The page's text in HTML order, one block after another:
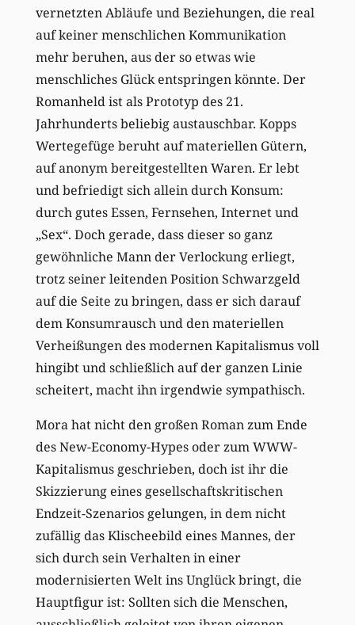
vernetzten Abläufe und Beziehungen, die real
auf keiner menschlichen Kommunikation
mehr beruhen, aus der so etwas wie
menschliches Glück entspringen könnte. Der
Romanheld ist als Prototyp des 21.
Jahrhunderts beliebig austauschbar. Kopps
Wertegefüge beruht auf materiellen Gütern,
auf anonym bereitgestellten Waren. Er lebt
und befriedigt sich allein durch Konsum:
durch gutes Essen, Fernsehen, Internet und
„Sex“. Doch gerade, dass dieser so ganz
gewöhnliche Mann der Verlockung erliegt,
trotz seiner leitenden Position Schwarzgeld
auf die Seite zu bringen, dass er sich darauf
dem Konsumrausch und den materiellen
Verheißungen des modernen Kapitalismus voll
hingibt und schließlich auf der ganzen Linie
scheitert, macht ihn irgendwie sympathisch.
Mora hat nicht den großen Roman zum Ende
des New-Economy-Hypes oder zum WWW-
Kapitalismus geschrieben, doch ist ihr die
Skizzierung eines gesellschaftskritischen
Endzeit-Szenarios gelungen, in dem nicht
zufällig das Klischeebild eines Mannes, der
sich durch sein Verhalten in einer
modernisierten Welt ins Unglück bringt, die
Hauptfigur ist: Sollten sich die Menschen,